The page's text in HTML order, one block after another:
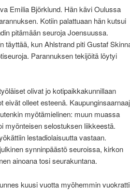
Emilia Björklund. Hän kävi Oulussa
Kotiin palattuaan hän kutsui
pitämään seuroja Joensuussa.
täyttää, kun Ahlstrand piti Gustaf
Parannuksen tekijöitä löytyi
olivat jo kotipaikkakunnillaan
eivät olleet esteenä.
myötämielinen: muun muassa
myönteisen selostuksen liikkeestä.
lestadiolaisuutta vastaan.
synninpäästö seuroissa, kirkon
ainoana tosi seurakuntana.
kuusi vuotta myöhemmin